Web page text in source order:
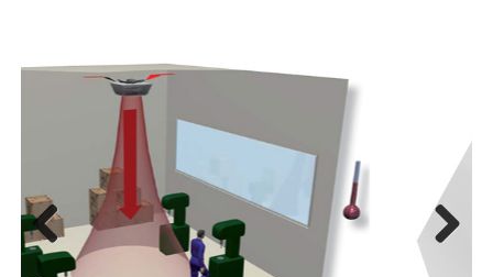
Previous Next